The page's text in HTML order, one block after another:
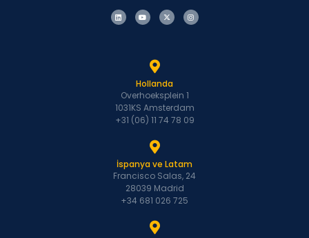
Hollanda
Overhoeksplein 1
1031KS Amsterdam
+31 (06) 11 74 78 09
İspanya ve Latam
Francisco Salas, 24
28039 Madrid
+34 681 026 725